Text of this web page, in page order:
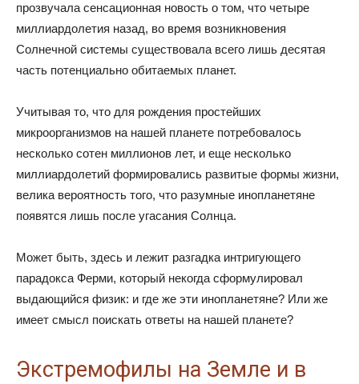
прозвучала сенсационная новость о том, что четыре
миллиардолетия назад, во время возникновения
Солнечной системы существовала всего лишь десятая
часть потенциально обитаемых планет.
Учитывая то, что для рождения простейших
микроорганизмов на нашей планете потребовалось
несколько сотен миллионов лет, и еще несколько
миллиардолетий формировались развитые формы жизни,
велика вероятность того, что разумные инопланетяне
появятся лишь после угасания Солнца.
Может быть, здесь и лежит разгадка интригующего
парадокса Ферми, который некогда сформулировал
выдающийся физик: и где же эти инопланетяне? Или же
имеет смысл поискать ответы на нашей планете?
Экстремофилы на Земле и в